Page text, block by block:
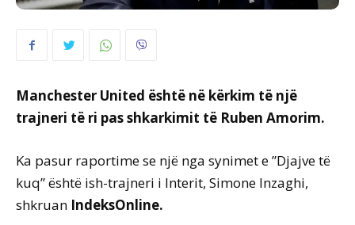
Manchester United është në kërkim të një
trajneri të ri pas shkarkimit të Ruben Amorim.
Ka pasur raportime se një nga synimet e ”Djajve të
kuq” është ish-trajneri i Interit, Simone Inzaghi,
shkruan IndeksOnline.